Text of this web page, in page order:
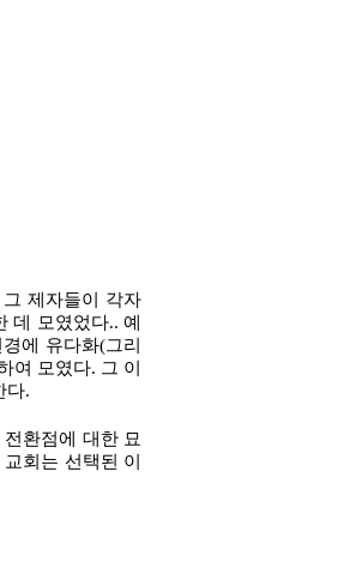
제자들이 각자
데 모였었다.. 예
에 유다화(그리
여 모였다. 그 이
다.
환점에 대한 묘
회는 선택된 이